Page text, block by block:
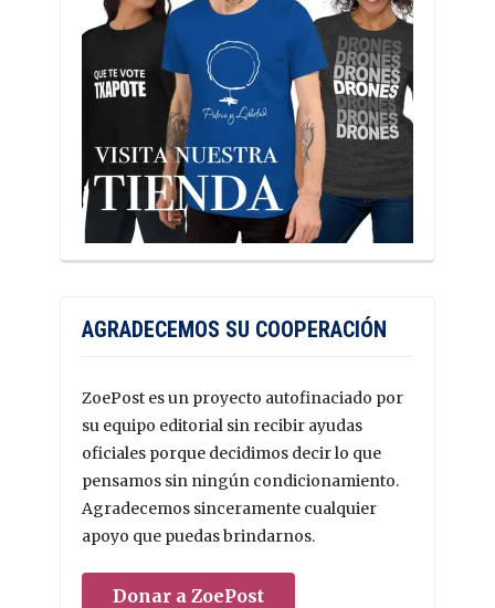
AGRADECEMOS SU COOPERACIÓN
ZoePost es un proyecto autofinaciado por
su equipo editorial sin recibir ayudas
oficiales porque decidimos decir lo que
pensamos sin ningún condicionamiento.
Agradecemos sinceramente cualquier
apoyo que puedas brindarnos.
Donar a ZoePost